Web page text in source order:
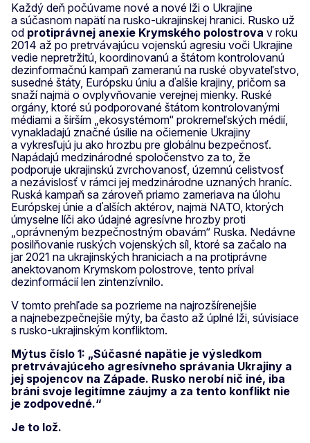
Každý deň počúvame nové a nové lži o Ukrajine
a súčasnom napätí na rusko-ukrajinskej hranici. Rusko už
od protiprávnej anexie Krymského polostrova v roku
2014 až po pretrvávajúcu vojenskú agresiu voči Ukrajine
vedie nepretržitú, koordinovanú a štátom kontrolovanú
dezinformačnú kampaň zameranú na ruské obyvateľstvo,
susedné štáty, Európsku úniu a ďalšie krajiny, pričom sa
snaží najmä o ovplyvňovanie verejnej mienky. Ruské
orgány, ktoré sú podporované štátom kontrolovanými
médiami a širším „ekosystémom“ prokremeľských médií,
vynakladajú značné úsilie na očiernenie Ukrajiny
a vykresľujú ju ako hrozbu pre globálnu bezpečnosť.
Napádajú medzinárodné spoločenstvo za to, že
podporuje ukrajinskú zvrchovanosť, územnú celistvosť
a nezávislosť v rámci jej medzinárodne uznaných hraníc.
Ruská kampaň sa zároveň priamo zameriava na úlohu
Európskej únie a ďalších aktérov, najmä NATO, ktorých
úmyselne líči ako údajné agresívne hrozby proti
„oprávneným bezpečnostným obavám“ Ruska. Nedávne
posilňovanie ruských vojenských síl, ktoré sa začalo na
jar 2021 na ukrajinských hraniciach a na protiprávne
anektovanom Krymskom polostrove, tento príval
dezinformácií len zintenzívnilo.
V tomto prehľade sa pozrieme na najrozšírenejšie
a najnebezpečnejšie mýty, ba často až úplné lži, súvisiace
s rusko-ukrajinským konfliktom.
Mýtus číslo 1: „Súčasné napätie je výsledkom
pretrvávajúceho agresívneho správania Ukrajiny a
jej spojencov na Západe. Rusko nerobí nič iné, iba
bráni svoje legitímne záujmy a za tento konflikt nie
je zodpovedné.“
Je to lož.